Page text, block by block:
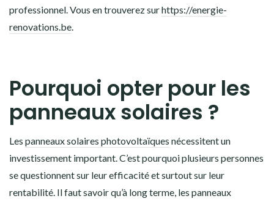
professionnel. Vous en trouverez surhttps://energie-
renovations.be.
Pourquoi opter pour les
panneaux solaires ?
Les panneaux solaires photovoltaïques nécessitent un
investissement important. C’est pourquoi plusieurs personnes
se questionnent sur leur efficacité et surtout sur leur
rentabilité. Il faut savoir qu’à long terme, les panneaux